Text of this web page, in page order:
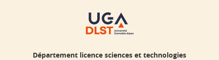
Département licence sciences et technologies